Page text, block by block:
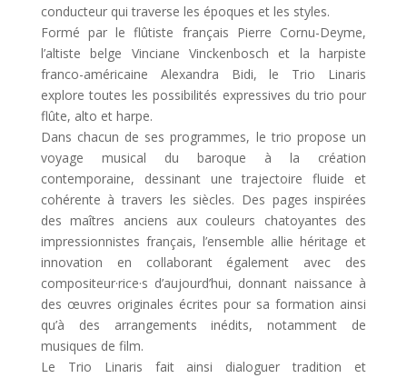
conducteur qui traverse les époques et les styles.
Formé par le flûtiste français Pierre Cornu-Deyme,
l’altiste belge Vinciane Vinckenbosch et la harpiste
franco-américaine Alexandra Bidi, le Trio Linaris
explore toutes les possibilités expressives du trio pour
flûte, alto et harpe.
Dans chacun de ses programmes, le trio propose un
voyage musical du baroque à la création
contemporaine, dessinant une trajectoire fluide et
cohérente à travers les siècles. Des pages inspirées
des maîtres anciens aux couleurs chatoyantes des
impressionnistes français, l’ensemble allie héritage et
innovation en collaborant également avec des
compositeur·rice·s d’aujourd’hui, donnant naissance à
des œuvres originales écrites pour sa formation ainsi
qu’à des arrangements inédits, notamment de
musiques de film.
Le Trio Linaris fait ainsi dialoguer tradition et